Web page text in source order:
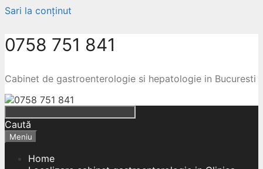
Sari la conținut
0758 751 841
Cabinet de gastroenterologie si hepatologie in Bucuresti
Caută
Meniu
Home